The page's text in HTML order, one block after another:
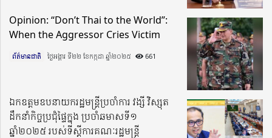
Opinion: “Don’t Thai to the World”:
When the Aggressor Cries Victim
ព័ត៌មានជាតិ ថ្ងៃអង្គារ ទី២២ ខែកក្កដា ឆ្នាំ២០២៥​ 661
ឯកឧត្តមឧបនាយករដ្ឋមន្រ្តីប្រចាំការ វង្សី វិស្សុត
ដឹកនាំកិច្ចប្រជុំផ្ទៃក្នុង ប្រចាំឆមាសទី១
ឆ្នាំ២០២៥ របស់ទីស្តីការ​​គណៈរដ្ឋមន្រ្តី